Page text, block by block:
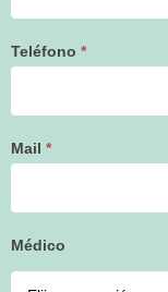
Teléfono *
Mail *
Médico